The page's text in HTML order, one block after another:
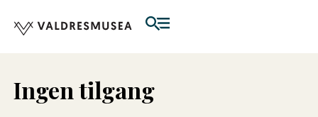
Ingen tilgang